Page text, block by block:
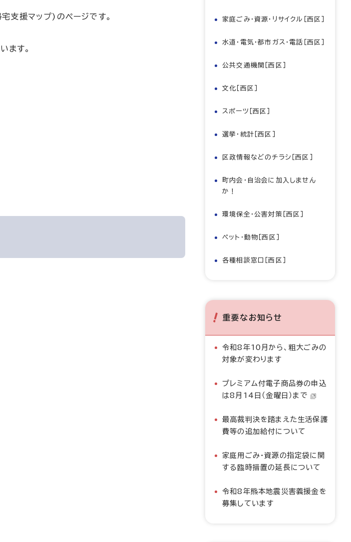
支援マップ)のページです。
ます。
家庭ごみ・資源・リサイクル［西区］
水道・電気・都市ガス・電話［西区］
公共交通機関［西区］
文化［西区］
スポーツ［西区］
選挙・統計［西区］
区政情報などのチラシ［西区］
町内会・自治会に加入しません
か！
環境保全・公害対策［西区］
ペット・動物［西区］
各種相談窓口［西区］
重要なお知らせ
令和8年10月から、粗大ごみの
対象が変わります
プレミアム付電子商品券の申込
は8月14日（金曜日）まで
最高裁判決を踏まえた生活保護
費等の追加給付について
家庭用ごみ・資源の指定袋に関
する臨時措置の延長について
令和8年熊本地震災害義援金を
募集しています